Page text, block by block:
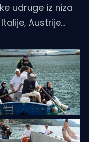
udruge iz niza
Austrije…